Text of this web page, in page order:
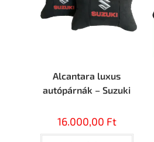
Alcantara luxus
autópárnák – Suzuki
16.000,00 Ft